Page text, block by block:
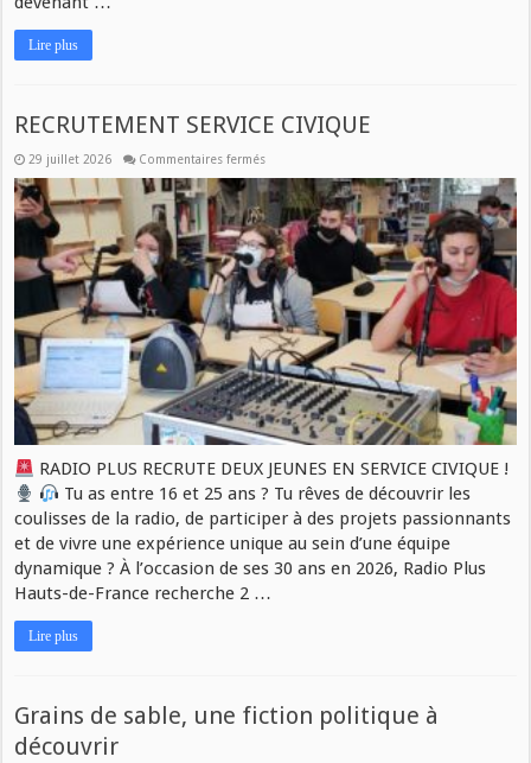
Lire plus
RECRUTEMENT SERVICE CIVIQUE
29 juillet 2026 Commentaires fermés
RADIO PLUS RECRUTE DEUX JEUNES EN SERVICE CIVIQUE !
Tu as entre 16 et 25 ans ? Tu rêves de découvrir les
coulisses de la radio, de participer à des projets passionnants
et de vivre une expérience unique au sein d’une équipe
dynamique ? À l’occasion de ses 30 ans en 2026, Radio Plus
Hauts-de-France recherche 2 …
Lire plus
Grains de sable, une fiction politique à
découvrir